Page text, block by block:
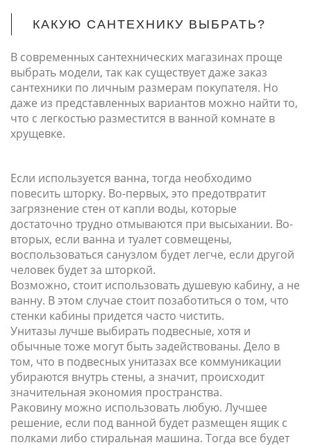
КАКУЮ САНТЕХНИКУ ВЫБРАТЬ?
В современных сантехнических магазинах проще
выбрать модели, так как существует даже заказ
сантехники по личным размерам покупателя. Но
даже из представленных вариантов можно найти то,
что с легкостью разместится в ванной комнате в
хрущевке.
Если используется ванна, тогда необходимо
повесить шторку. Во-первых, это предотвратит
загрязнение стен от капли воды, которые
достаточно трудно отмываются при высыхании. Во-
вторых, если ванна и туалет совмещены,
воспользоваться санузлом будет легче, если другой
человек будет за шторкой.
Возможно, стоит использовать душевую кабину, а не
ванну. В этом случае стоит позаботиться о том, что
стенки кабины придется часто чистить.
Унитазы лучше выбирать подвесные, хотя и
обычные тоже могут быть задействованы. Дело в
том, что в подвесных унитазах все коммуникации
убираются внутрь стены, а значит, происходит
значительная экономия пространства.
Раковину можно использовать любую. Лучшее
решение, если под ванной будет размещен ящик с
полками либо стиральная машина. Тогда все будет